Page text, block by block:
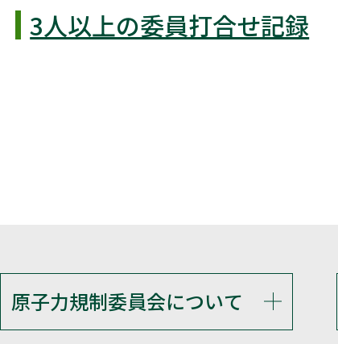
3人以上の委員打合せ記録
原子力規制委員会について